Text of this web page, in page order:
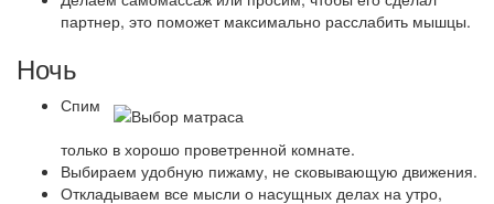
партнер, это поможет максимально расслабить мышцы.
Ночь
Спим
только в хорошо проветренной комнате.
Выбираем удобную пижаму, не сковывающую движения.
Откладываем все мысли о насущных делах на утро,